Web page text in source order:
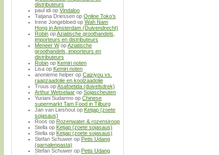
distributeurs
paul idi op Vindaloo
Tatjana Driessen op Online Toko’s
Irene Jongebloed op Wah Nam
Hong in Amsterdam (Duivendrecht)
Robin opAziatische groothandels,
importeurs en distributeurs
Meneer WopAziatische
groothandels, importeurs en
distributeurs
Robin op Kemiri noten
Lisa op Kemiri noten
anonieme helper op Caiziyou vs.
raapzaadolie en koolzaadolie
Truus opAsafoetida (duivelsdrek)
Arthur Wetselaar op Sojascheuten
Yuriani Sudarmo op Chinese
supermarkt Tam Food in Tilburg
Jan van Lieshout op Ketjap (zoete
sojasaus)
Roos op Rozenwater & rozensiroop
Stella op Ketjap (zoete sojasaus)
Stella op Ketjap (zoete sojasaus)
Stefan Schuwer op Petis Udang
(garnalenpasta)
Stefan Schuwer op Petis Udang